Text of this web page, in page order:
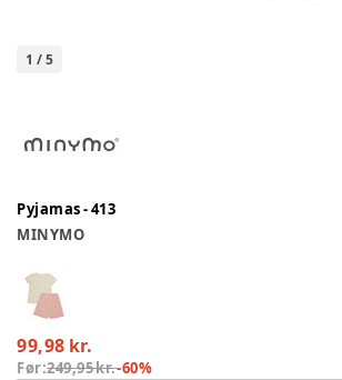
1 /5
Pyjamas - 413
MINYMO
99,98 kr.
Før:249,95 kr.-60%